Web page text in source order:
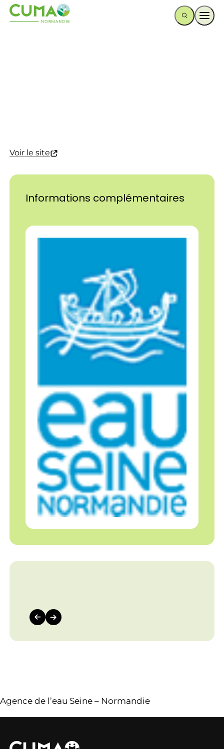
Voir le site
Informations complémentaires
Agence de l’eau Seine – Normandie